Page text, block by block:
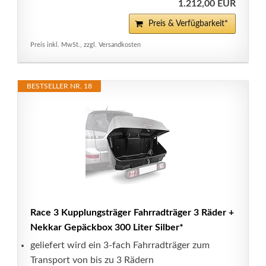
1.212,00 EUR
Preis & Verfügbarkeit*
Preis inkl. MwSt., zzgl. Versandkosten
BESTSELLER NR. 18
Race 3 Kupplungsträger Fahrradträger 3 Räder +
Nekkar Gepäckbox 300 Liter Silber*
geliefert wird ein 3-fach Fahrradträger zum
Transport von bis zu 3 Rädern